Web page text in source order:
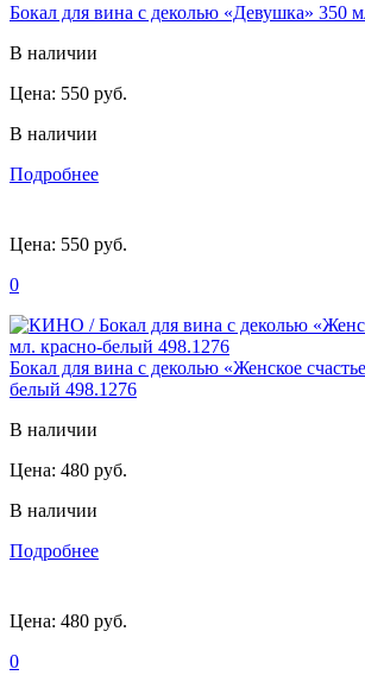
Бокал для вина с деколью «Девушка» 350
В наличии
Цена: 550 руб.
В наличии
Подробнее
Цена: 550 руб.
0
Бокал для вина с деколью «Женское
белый 498.1276
В наличии
Цена: 480 руб.
В наличии
Подробнее
Цена: 480 руб.
0